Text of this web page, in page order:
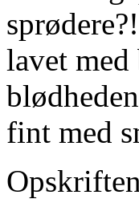
lavet med
fint med